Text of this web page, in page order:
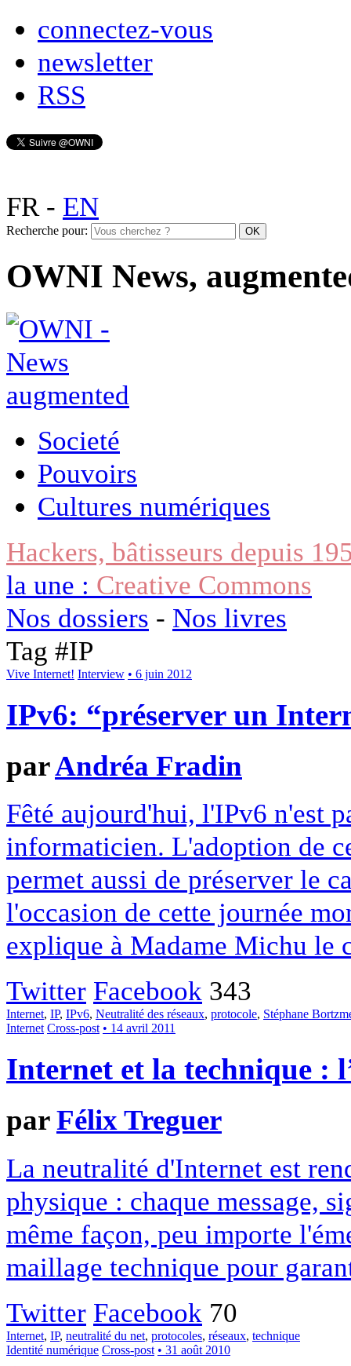
connectez-vous
newsletter
RSS
FR- EN
Recherche pour:
OWNI News,
Societé
Pouvoirs
Cultures numériques
Hackers, bâtisseurs depuis
la une : Creative Commons
Nos dossiers - Nos livres
Tag #IP
Vive Internet! Interview • 6 juin 2012
IPv6: “préserver un
parAndréa Fradin
Fêté aujourd'hui, l'IPv6 n'est
informaticien. L'adoption de
permet aussi de préserver le
l'occasion de cette journée
explique à Madame Michu le
Twitter Facebook 343
Internet, IP, IPv6, Neutralité des réseaux, protocole, Stéphane
Internet Cross-post • 14 avril 2011
Internet et la technique :
parFélix Treguer
La neutralité d'Internet est
physique : chaque message,
même façon, peu importe
maillage technique pour
Twitter Facebook 70
Internet, IP, neutralité du net, protocoles, réseaux, technique
Identité numérique Cross-post • 31 août 2010